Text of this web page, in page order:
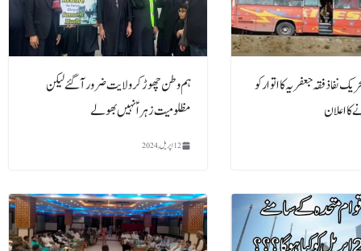
نفاذ فقہ جعفریہ کا اتوار کو
کا اعلان
ہم وطن چھوڑ کر ولایت ضرور آگئے لیکن
مظلومیت زہراؑ نہیں بھولے
12 اپریل, 2024